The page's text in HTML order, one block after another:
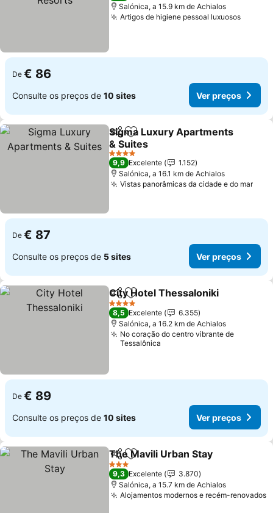
Salónica, a 15.9 km de Achialos
Artigos de higiene pessoal luxuosos
De € 86
Consulte os preços de 10 sites Ver preços
PartilharAdicionar aos favoritos
Sigma Luxury Apartments
& Suites
4 Estrelas
9,9 Excelente
1.152
Salónica, a 16.1 km de Achialos
Vistas panorâmicas da cidade e do mar
De € 87
Consulte os preços de 5 sites Ver preços
PartilharAdicionar aos favoritos
City Hotel Thessaloniki
4 Estrelas
8,5 Excelente
6.355
Salónica, a 16.2 km de Achialos
No coração do centro vibrante de
Tessalônica
De € 89
Consulte os preços de 10 sites Ver preços
PartilharAdicionar aos favoritos
The Mavili Urban Stay
3 Estrelas
9,3 Excelente
3.870
Salónica, a 15.7 km de Achialos
Alojamentos modernos e recém-renovados